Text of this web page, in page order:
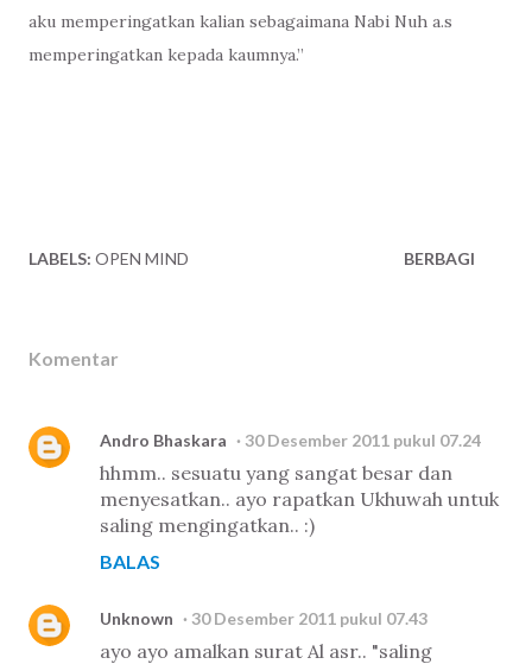
aku memperingatkan kalian sebagaimana Nabi Nuh a.s
memperingatkan kepada kaumnya.”
LABELS: OPEN MIND BERBAGI
Komentar
Andro Bhaskara 30 Desember 2011 pukul 07.24
hhmm.. sesuatu yang sangat besar dan
menyesatkan.. ayo rapatkan Ukhuwah untuk
saling mengingatkan.. :)
BALAS
Unknown 30 Desember 2011 pukul 07.43
ayo ayo amalkan surat Al asr.. "saling